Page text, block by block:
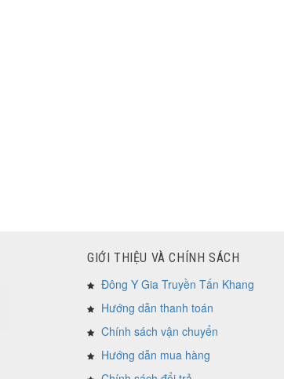
GIỚI THIỆU VÀ CHÍNH SÁCH
Đông Y Gia Truyền Tấn Khang
Hướng dẫn thanh toán
Chính sách vận chuyển
Hướng dẫn mua hàng